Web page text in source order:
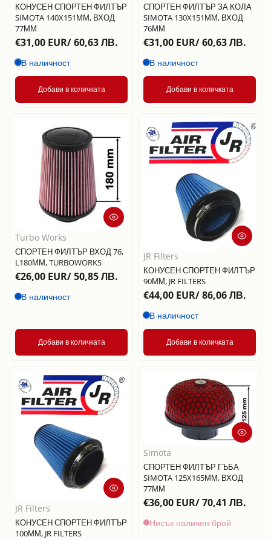
КОНУСЕН СПОРТЕН ФИЛТЪР
SIMOTA 140X151ММ, ВХОД
77ММ
€31,00 EUR/ 60,63 ЛВ.
В наличност
Добави в количката
СПОРТЕН ФИЛТЪР ЗА КОЛА
SIMOTA 130X151ММ, ВХОД
76ММ
€31,00 EUR/ 60,63 ЛВ.
В наличност
Добави в количката
Turbo Works
СПОРТЕН ФИЛТЪР ВХОД 76,
L180ММ, TURBOWORKS
€26,00 EUR/ 50,85 ЛВ.
В наличност
Добави в количката
JR Filters
КОНУСЕН СПОРТЕН ФИЛТЪР
90ММ, JR FILTERS
€44,00 EUR/ 86,06 ЛВ.
В наличност
Добави в количката
JR Filters
КОНУСЕН СПОРТЕН ФИЛТЪР
100ММ, JR FILTERS
Simota
СПОРТЕН ФИЛТЪР ГЪБА
SIMOTA 125X165ММ, ВХОД
77ММ
€36,00 EUR/ 70,41 ЛВ.
Нисък наличен брой